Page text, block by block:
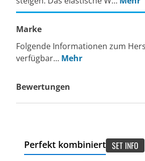
Perfekt kombiniert SET INFO
Marke
Folgende Informationen zum
verfügbar... Mehr
Bewertungen